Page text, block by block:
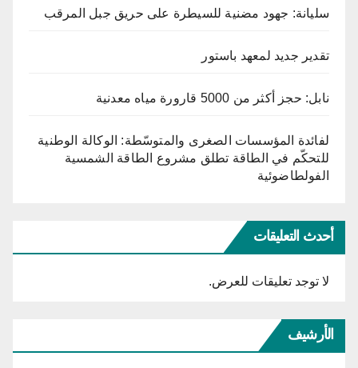
سليانة: جهود مضنية للسيطرة على حريق جبل المرقب
تقدير جديد لمعهد باستور
نابل: حجز أكثر من 5000 قارورة مياه معدنية
لفائدة المؤسسات الصغرى والمتوسّطة: الوكالة الوطنية
للتحكّم في الطاقة تطلق مشروع الطاقة الشمسية
الفولطاضوئية
أحدث التعليقات
لا توجد تعليقات للعرض.
الأرشيف